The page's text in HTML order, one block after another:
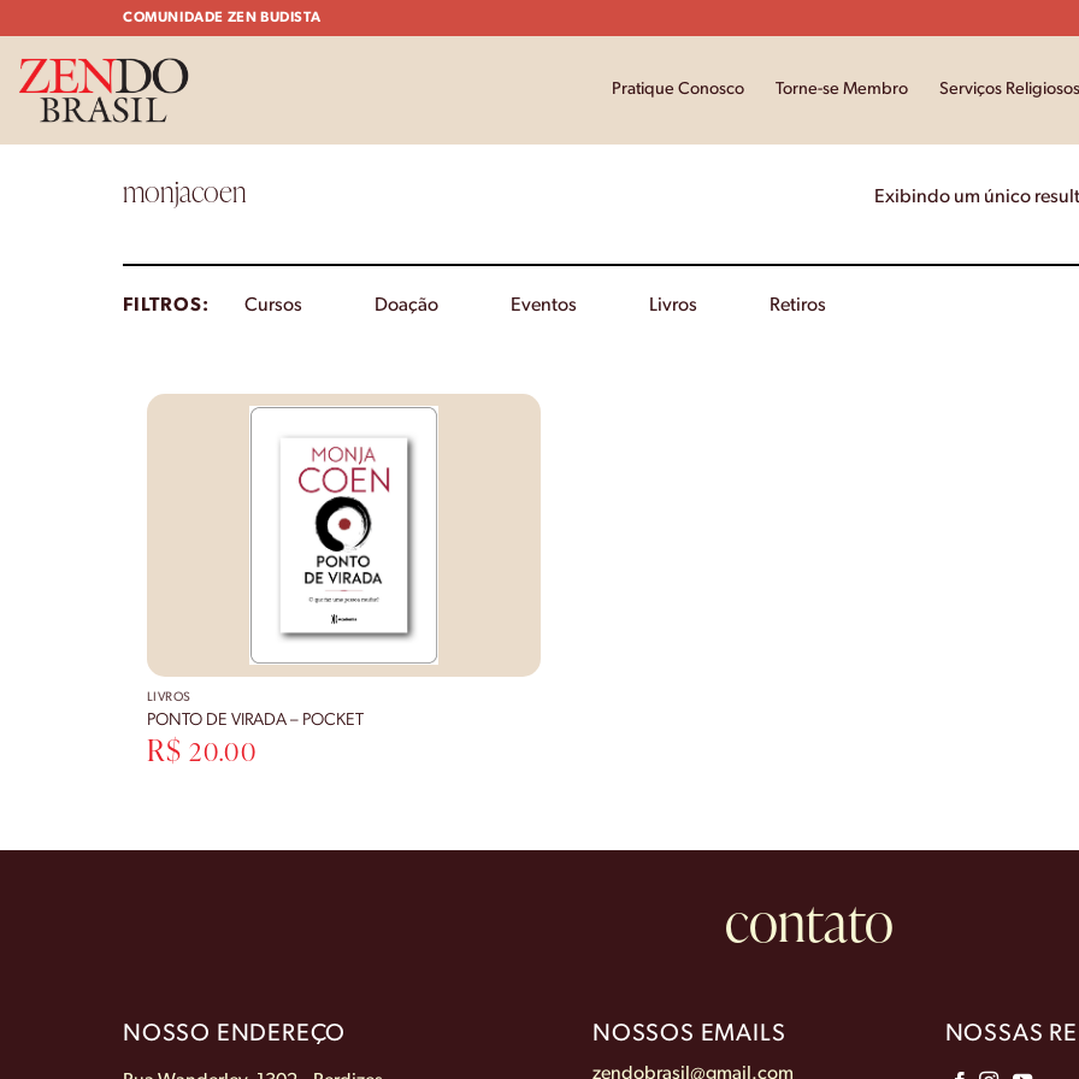
content
COMUNIDADE ZEN BUDISTA
Pratique Conosco Torne-se Membro Serviços Religiosos
monjacoen Exibindo um único
FILTROS Cursos Doação Eventos Livros Retiros
LIVROS
PONTO DE VIRADA – POCKET
R$ 20.00
contato
NOSSO ENDEREÇO NOSSOS EMAILS
zendobrasil@gmail.com
NOSSAS